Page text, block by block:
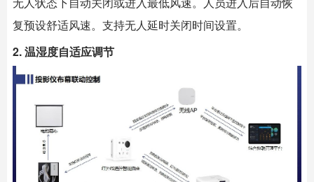
复预设舒适风速。支持无人延时关闭时间设置。
2. 温湿度自适应调节